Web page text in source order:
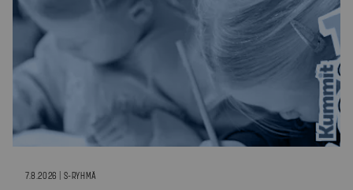
7.8.2026 | S-RYHMÄ